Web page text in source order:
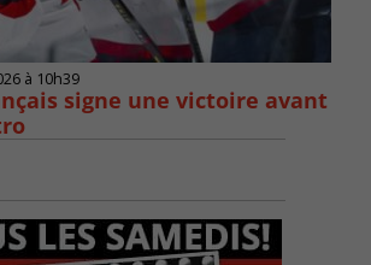
à 10h39
signe une victoire avant